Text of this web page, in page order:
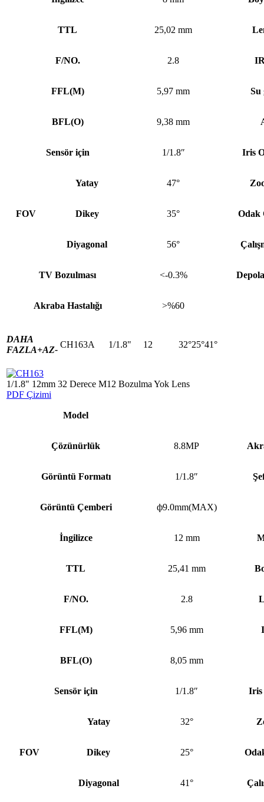
TTL 25,02 mm
F/NO. 2.8
FFL(M) 5,97 mm Su
BFL(O) 9,38 mm
Sensör için 1/1.8″ Iris
FOV
Yatay 47°
Dikey 35° Odak
Diyagonal 56°
TV Bozulması <-0.3%
Akraba Hastalığı >%60
DAHA
FAZLA+AZ-
CH163A 1/1.8" 12 32°25°41°
1/1.8" 12mm 32 Derece M12 Bozulma Yok Lens
PDF Çizimi
Model
Çözünürlük 8.8MP
Görüntü Formatı 1/1.8″
Görüntü Çemberi ф9.0mm(MAX)
İngilizce 12 mm
TTL 25,41 mm
F/NO. 2.8
FFL(M) 5,96 mm
BFL(O) 8,05 mm
Sensör için 1/1.8″ Iris
FOV
Yatay 32°
Dikey 25°
Diyagonal 41°